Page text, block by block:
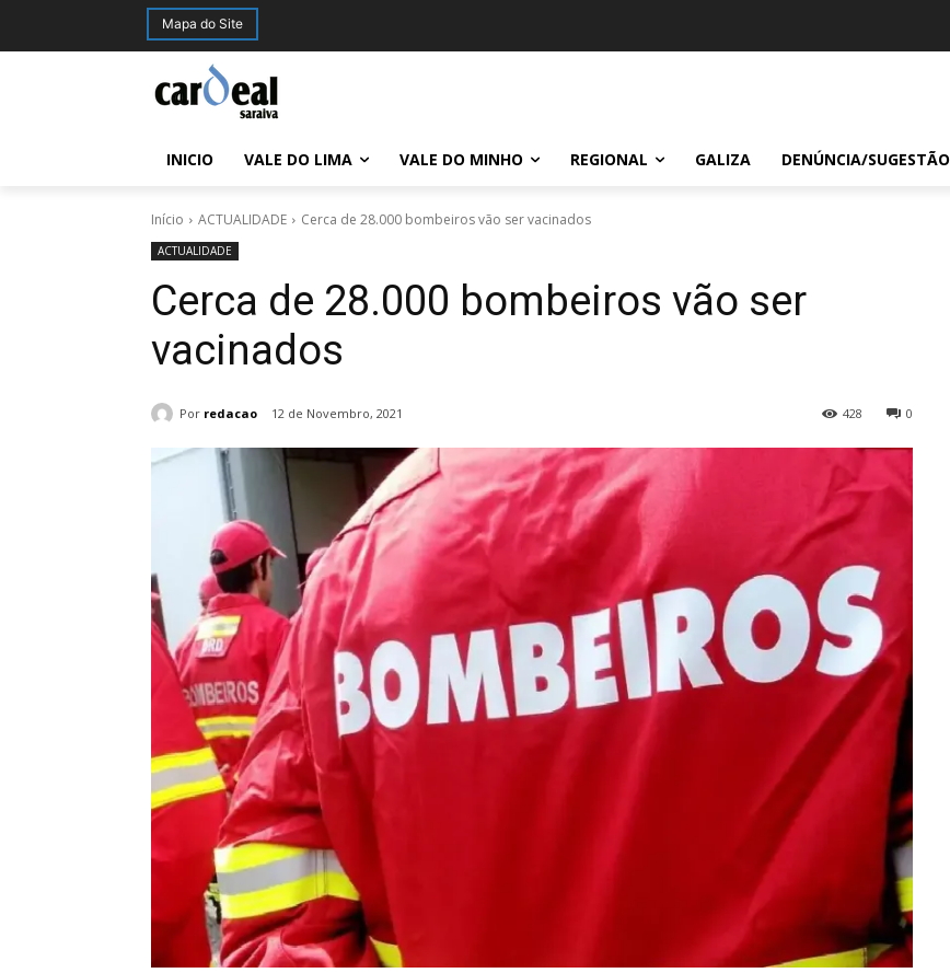
Mapa do Site
INICIO VALE DO LIMA VALE DO MINHO REGIONAL GALIZA DENÚNCIA/SUGESTÃO
Início ACTUALIDADE Cerca de 28.000 bombeiros vão ser vacinados
ACTUALIDADE
Cerca de 28.000 bombeiros vão ser
vacinados
Por redacao 12 de Novembro, 2021 0
428